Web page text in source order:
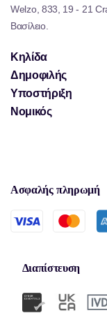
Welzo, 833, 19 - 21
Βασίλειο.
Κηλίδα
Δημοφιλής
Υποστήριξη
Νομικός
Ασφαλής πληρωμή
Διαπίστευση